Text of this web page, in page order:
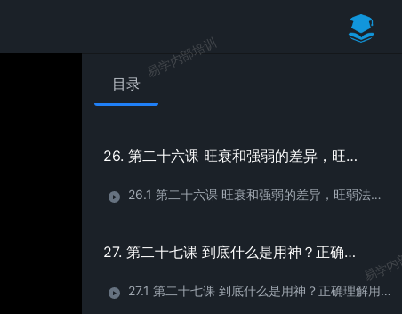
目录
25. 第二十五课 如何判断日干的强弱
26. 第二十六课 旺衰和强弱的差异，旺弱法之疑难
26.1 第二十六课 旺衰和强弱的差异，旺弱法之疑难
27. 第二十七课 到底什么是用神？正确理解用神的概念
27.1 第二十七课 到底什么是用神？正确理解用神的概念
易学内部培训
易学